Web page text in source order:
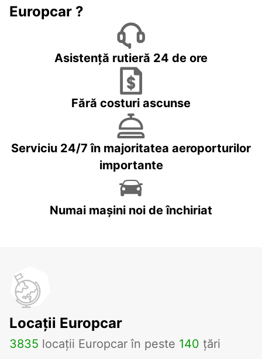
Europcar ?
Asistență rutieră 24 de ore
Fără costuri ascunse
Serviciu 24/7 în majoritatea aeroporturilor
importante
Numai mașini noi de închiriat
Locații Europcar
3835 locații Europcar în peste 140 țări